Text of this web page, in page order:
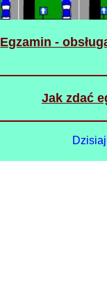
Egzamin -
Jak zdać